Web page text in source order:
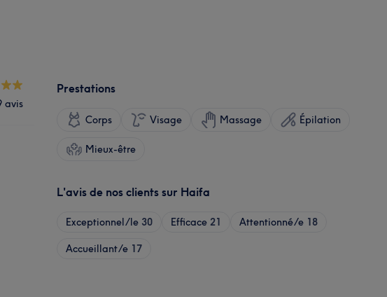
avis
Prestations
Corps Visage Massage Épilation
Mieux-être
L'avis de nos clients sur Haifa
Exceptionnel/le 30 Efficace 21 Attentionné/e 18
Accueillant/e 17